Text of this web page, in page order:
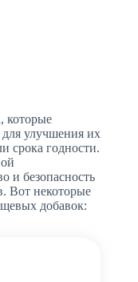
которые
улучшения их
срока годности.
и безопасность
Вот некоторые
добавок: